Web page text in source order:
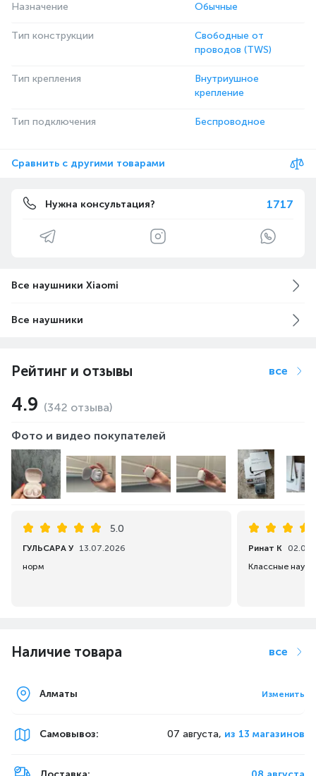
Назначение Обычные
Тип конструкции
Свободные от
проводов (TWS)
Тип крепления
Внутриушное
крепление
Тип подключения Беспроводное
Сравнить с другими товарами
Нужна консультация? 1717
Все наушники Xiaomi
Все наушники
Рейтинг и отзывы все
4.9 (342 отзыва)
Фото и видео покупателей
5.0
ГУЛЬСАРА У
13.07.2026
норм
Ринат К
Классные
Наличие товара все
Алматы Изменить
Самовывоз: 07 августа, из 13 магазинов